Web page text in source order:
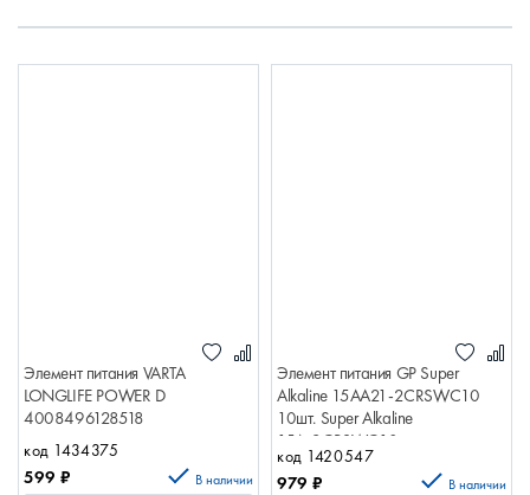
Элемент питания VARTA
LONGLIFE POWER D
4008496128518
код 1434375
599 ₽ В наличии
Элемент питания GP Super
Alkaline 15AA21-2CRSWC10
10шт. Super Alkaline
15А-2CRSWC10
4610116236475
код 1420547
979 ₽ В наличии